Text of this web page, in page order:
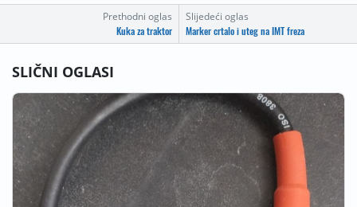
Prethodni oglas
Kuka za traktor
Slijedeći oglas
Marker crtalo i uteg na IMT freza
SLIČNI OGLASI